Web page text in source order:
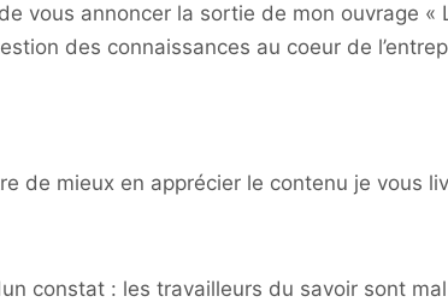
vous annoncer la sortie de mon ouvrage «
des connaissances au coeur de
de mieux en apprécier le contenu je vous
constat : les travailleurs du savoir sont